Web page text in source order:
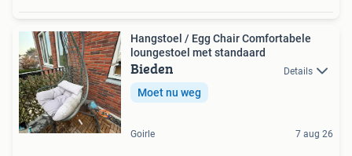
Hangstoel / Egg Chair Comfortabele
loungestoel met standaard
Bieden Details
Moet nu weg
Goirle 7 aug 26